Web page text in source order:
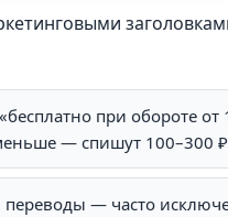
при обороте от
— спишут 100–300
переводы — часто